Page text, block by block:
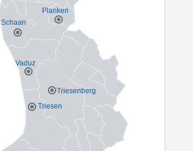
Vaduz
Planken
Schaan
Triesen
Triesenberg